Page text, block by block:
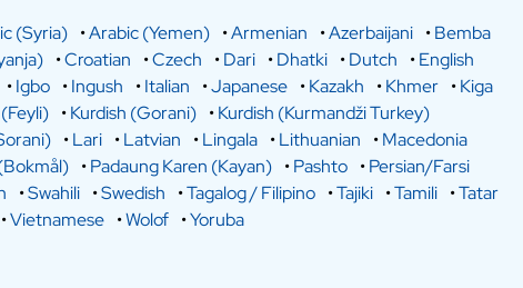
(Syria) •Arabic (Yemen) •Armenian •Azerbaijani •Bemba
•Croatian •Czech •Dari •Dhatki •Dutch •English
•Igbo •Ingush •Italian •Japanese •Kazakh •Khmer •Kiga
•Kurdish (Gorani) •Kurdish (Kurmandži Turkey)
•Lari •Latvian •Lingala •Lithuanian •Macedonia
•Padaung Karen (Kayan) •Pashto •Persian/Farsi
•Swahili •Swedish •Tagalog / Filipino •Tajiki •Tamili •Tatar
•Vietnamese •Wolof •Yoruba